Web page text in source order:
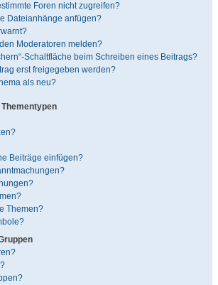
Foren nicht zugreifen?
Dateianhänge anfügen?
Moderatoren melden?
Schaltfläche beim Schreiben eines Beitrags?
erst freigegeben werden?
als neu?
Beiträge einfügen?
Themen?